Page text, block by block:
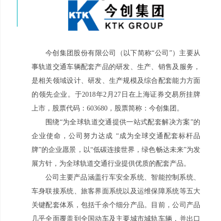
今创集团股份有限公司（以下简称“公司”）主要从
事轨道交通车辆配套产品的研发、生产、销售及服务，
是相关领域设计、研发、生产规模及综合配套能力方面
的领先企业。于2018年2月27日在上海证券交易所挂牌
上市，股票代码：603680，股票简称：今创集团。
围绕“为全球轨道交通提供一站式配套解决方案”的
企业使命，公司努力达成 “成为全球交通配套标杆品
牌”的企业愿景，以“低碳连接世界，绿色畅达未来”为发
展方针，为全球轨道交通行业提供优质的配套产品。
公司主要产品涵盖行车安全系统、智能控制系统、
车身联接系统、旅客界面系统以及运维保障系统等五大
关键配套体系，包括千余个细分产品。目前，公司产品
几乎全面覆盖到全国动车及主要城市城轨车辆，并出口